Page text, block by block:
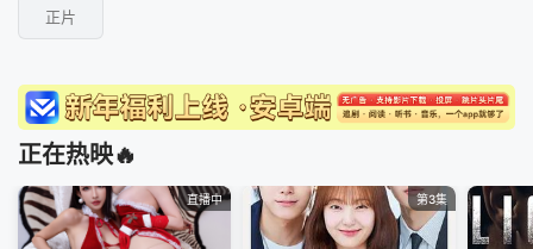
正片
正在热映🔥
直播中 第3集